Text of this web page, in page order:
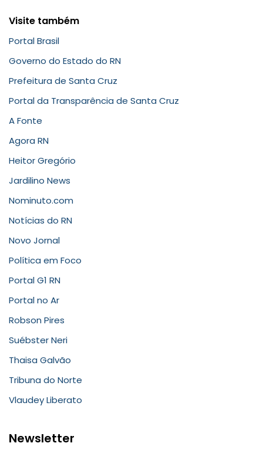
Visite também
Portal Brasil
Governo do Estado do RN
Prefeitura de Santa Cruz
Portal da Transparência de Santa Cruz
A Fonte
Agora RN
Heitor Gregório
Jardilino News
Nominuto.com
Notícias do RN
Novo Jornal
Política em Foco
Portal G1 RN
Portal no Ar
Robson Pires
Suébster Neri
Thaisa Galvão
Tribuna do Norte
Vlaudey Liberato
Newsletter